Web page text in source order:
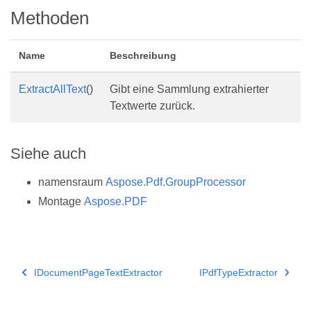
Methoden
Name Beschreibung
ExtractAllText()
Gibt eine Sammlung extrahierter
Textwerte zurück.
Siehe auch
namensraum Aspose.Pdf.GroupProcessor
Montage Aspose.PDF
IDocumentPageTextExtractor IPdfTypeExtractor